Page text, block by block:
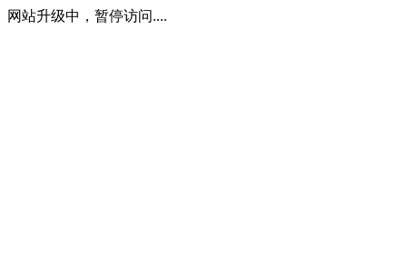
网站升级中，暂停访问....